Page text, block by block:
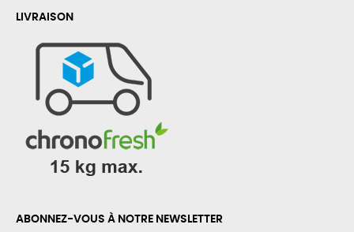
LIVRAISON
ABONNEZ-VOUS À NOTRE NEWSLETTER